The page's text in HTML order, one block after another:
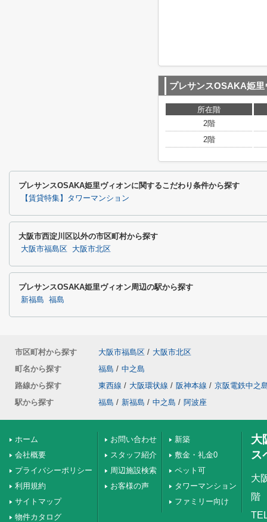
プレサンスOSAKA姫里
所在階
2階
2階
プレサンスOSAKA姫里ヴィオンに関するこだわり条件から探す
【賃貸特集】タワーマンション
大阪市西淀川区以外の市区町村から探す
大阪市福島区 大阪市北区
プレサンスOSAKA姫里ヴィオン周辺の駅から探す
新福島 福島
市区町村から探す 大阪市福島区 / 大阪市北区
町名から探す
福島 / 中之島
路線から探す
東西線 / 大阪環状線 / 阪神本線 / 京阪電鉄中之
駅から探す
福島 / 新福島 / 中之島 / 阿波座
ホーム
会社概要
プライバシーポリシー
利用規約
サイトマップ
物件カタログ
お問い合わせ
スタッフ紹介
周辺施設検索
お客様の声
新築
敷金・礼金0
ペット可
タワーマンション
ファミリー向け
大
ス
大
階